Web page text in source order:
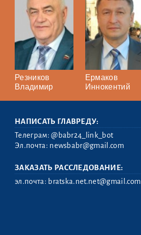
Резников
Владимир
Ермаков
Иннокентий
НАПИСАТЬ ГЛАВРЕДУ:
Телеграм:@babr24_link_bot
Эл.почта: newsbabr@gmail.com
ЗАКАЗАТЬ РАССЛЕДОВАНИЕ:
эл.почта: bratska.net.net@gmail.com